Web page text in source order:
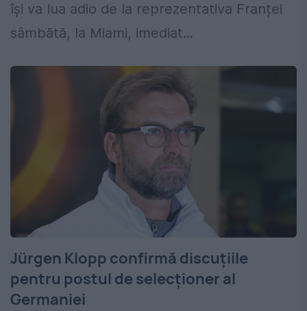
își va lua adio de la reprezentativa Franței
sâmbătă, la Miami, imediat...
Jürgen Klopp confirmă discuțiile
pentru postul de selecționer al
Germaniei